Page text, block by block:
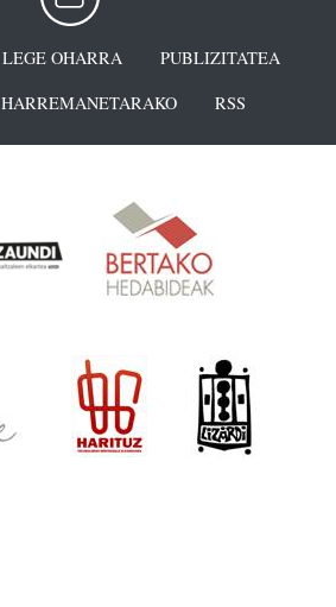
LEGE OHARRA
PUBLIZITATEA
HARREMANETARAKO RSS